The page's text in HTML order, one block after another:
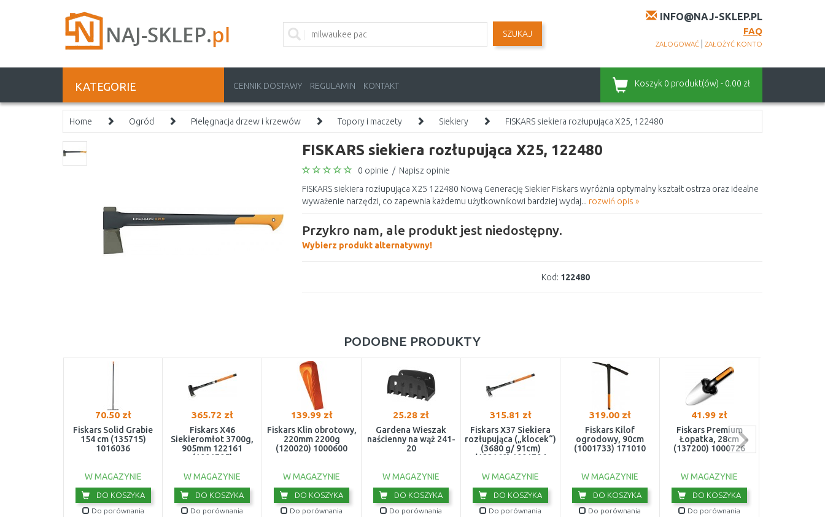
INFO@NAJ-SKLEP.PL
FAQ
ZALOGOWAĆ ZAŁOŻYĆ KONTO
SZUKAJ
KATEGORIE CENNIK DOSTAWY REGULAMIN KONTAKT Koszyk 0 produkt(ów) - 0.00 zł
Home Ogród Pielęgnacja drzew i krzewów Topory i maczety Siekiery FISKARS siekiera rozłupująca X25, 122480
FISKARS siekiera rozłupująca X25, 122480
0 opinie / Napisz opinie
FISKARS siekiera rozłupująca X25 122480 Nową Generację Siekier Fiskars wyróżnia optymalny kształt ostrza oraz idealne
wyważenie narzędzi, co zapewnia każdemu użytkownikowi bardziej wydaj... rozwiń opis »
Przykro nam, ale produkt jest niedostępny.
Wybierz produkt alternatywny!
Kod: 122480
PODOBNE PRODUKTY
70.50 zł
Fiskars Solid Grabie
154 cm (135715)
1016036
W MAGAZYNIE
DO KOSZYKA
Do porównania
365.72 zł
Fiskars X46
Siekieromłot 3700g,
905mm 122161
(1001705)
W MAGAZYNIE
DO KOSZYKA
Do porównania
139.99 zł
Fiskars Klin obrotowy,
220mm 2200g
(120020) 1000600
W MAGAZYNIE
DO KOSZYKA
Do porównania
25.28 zł
Gardena Wieszak
naścienny na wąż 241-
20
W MAGAZYNIE
DO KOSZYKA
Do porównania
315.81 zł
Fiskars X37 Siekiera
rozłupująca („klocek“)
(3680 g/ 91cm)
(122160) 1001704
W MAGAZYNIE
DO KOSZYKA
Do porównania
319.00 zł
Fiskars Kilof
ogrodowy, 90cm
(1001733) 171010
W MAGAZYNIE
DO KOSZYKA
Do porównania
41.99 zł
Fiskars Premium
Łopatka, 28cm
(137200) 1000726
W MAGAZYNIE
DO KOSZYKA
Do porównania